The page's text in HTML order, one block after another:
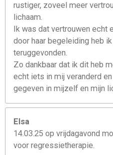
rustiger, zoveel meer
lichaam.
Ik was dat vertrouwen echt
door haar begeleiding heb
teruggevonden.
Zo dankbaar dat ik dit heb
echt iets in mij veranderd
gegeven in mijzelf en mijn
Elsa
14.03.25 op vrijdagavond
voor regressietherapie.